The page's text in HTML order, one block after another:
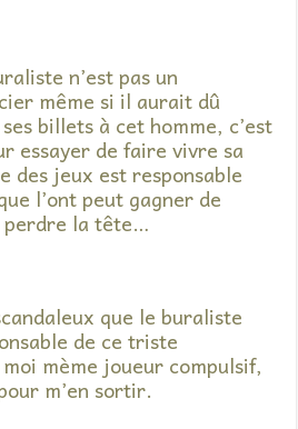
n’est pas un
même si il aurait dû
billets à cet homme, c’est
essayer de faire vivre sa
des jeux est responsable
l’ont peut gagner de
perdre la tête…
que le buraliste
de ce triste
mème joueur compulsif,
m’en sortir.